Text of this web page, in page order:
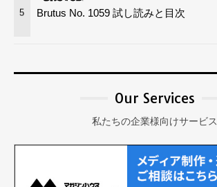
5 Brutus No. 1059 試し読みと目次
Our Services
私たちの企業様向けサービス